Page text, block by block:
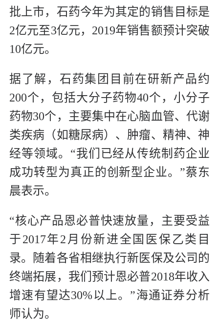
批上市，石药今年为其定的销售目标是
2亿元至3亿元，2019年销售额预计突破
10亿元。
据了解，石药集团目前在研新产品约
200个，包括大分子药物40个，小分子
药物30个，主要集中在心脑血管、代谢
类疾病（如糖尿病）、肿瘤、精神、神
经等领域。“我们已经从传统制药企业
成功转型为真正的创新型企业。”蔡东
晨表示。
“核心产品恩必普快速放量，主要受益
于2017年2月份新进全国医保乙类目
录。随着各省相继执行新医保及公司的
终端拓展，我们预计恩必普2018年收入
增速有望达30%以上。”海通证券分析
师认为。